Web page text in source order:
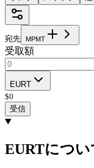
宛先 MPMT
受取額
EURT
$0
受信
EURTについ